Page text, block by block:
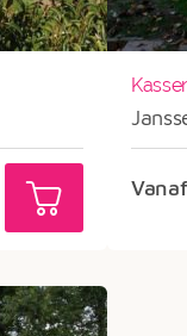
€2.088
Vanaf